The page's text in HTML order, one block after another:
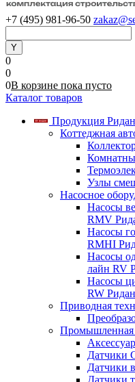
+7 (495) 981-96-50
0
0
0В корзине пока пусто
Каталог товаров
Продукция Ридан
Коттеджная
Узлы
Насосное
Насосы
RMV
Насосы
RMHI
Насосы
лайн RV
Насосы
RW Ридан
Приводная
Промышленная
Датчики
Датчики
Датчики